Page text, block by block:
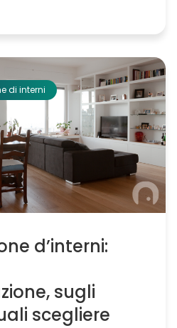
di interni
d’interni:
sugli
scegliere